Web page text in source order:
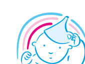
contenuto